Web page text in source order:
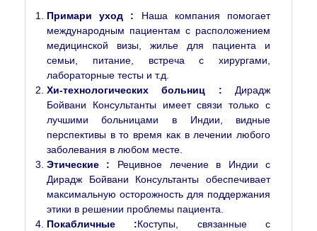
Примари уход : Наша компания помогает
международным пациентам с расположением
медицинской визы, жилье для пациента и
семьи, питание, встреча с хирургами,
лабораторные тесты и т.д.
Хи-технологических больниц :Дирадж
Бойвани Консультанты имеет связи только с
лучшими больницами в Индии, видные
перспективы в то время как в лечении любого
заболевания в любом месте.
Этические : Рецивное лечение в Индии с
Дирадж Бойвани Консультанты обеспечивает
максимальную осторожность для поддержания
этики в решении проблемы пациента.
Покабличные :Коступы, связанные с